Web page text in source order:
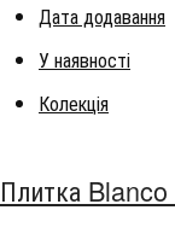
Дата додавання
У наявності
Колекція
Плитка